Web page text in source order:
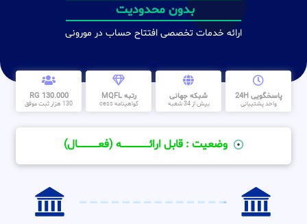
بدون محدودیت
ارائه خدمات تخصصی افتتاح حساب در مورونی
پاسخگویی 24H
واحد پشتیبانی
شبکه جهانی
بیش از 34 شعبه
رتبه MQFL
گواهینامه cess
130.000 RG
130 هزار ثبت موفق
وضعیت : قابل ارائــــــــــــــــــــه (فعـــــــــــــــال)